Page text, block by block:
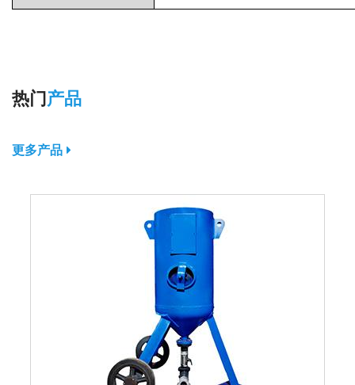
热门 产品
更多产品